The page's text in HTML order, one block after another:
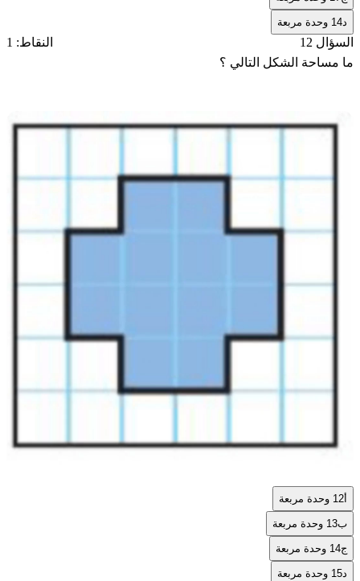
14 وحدة مربعة
السؤال 12
النقاط: 1
ما مساحة الشكل التالي ؟
12 وحدة مربعة
ب13 وحدة مربعة
ج14 وحدة مربعة
15 وحدة مربعة